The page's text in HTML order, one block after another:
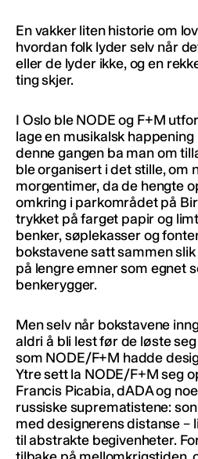
En vakker liten historie om
hvordan folk lyder selv når
eller de lyder ikke, og en
ting skjer.
I Oslo ble NODE og F+M
lage en musikalsk
denne gangen ba man om
ble organisert i det stille, om
morgentimer, da de hengte
omkring i parkområdet på
trykket på farget papir og
benker, søplekasser og
bokstavene satt sammen
på lengre emner som egnet
benkerygger.
Men selv når bokstavene
aldri å bli lest før de løste
som NODE/F+M hadde
Ytre sett la NODE/F+M seg
Francis Picabia, dADA og
russiske suprematistene:
med designerens distanse –
til abstrakte begivenheter.